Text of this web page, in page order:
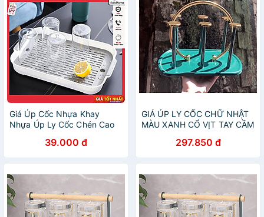
Giá Úp Cốc Nhựa Khay
Nhựa Úp Ly Cốc Chén Cao
Tiện Dụng- Kích Thước
37x24cm Giao Màu Ngẫu
Nhiên
39.000 đ
GIÁ ÚP LY CỐC CHỮ NHẬT
MÀU XANH CỔ VỊT TAY CẦM
297.850 đ